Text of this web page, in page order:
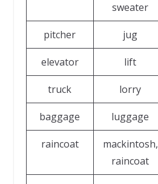
sweater
pitcher jug
elevator lift
truck lorry
baggage luggage
raincoat
mackintosh,
raincoat